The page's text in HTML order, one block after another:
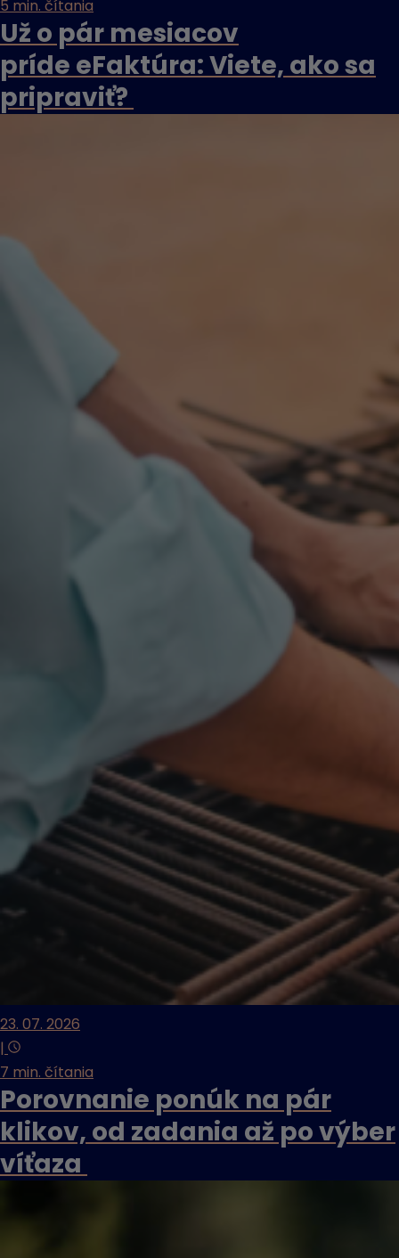
5 min. čítania
Už o pár mesiacov
príde eFaktúra: Viete, ako sa
pripraviť?
23. 07. 2026
|
7 min. čítania
Porovnanie ponúk na pár
klikov, od zadania až po výber
víťaza